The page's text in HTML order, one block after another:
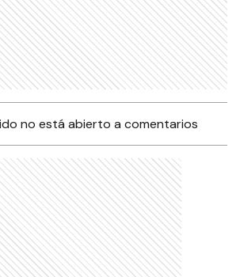
no está abierto a comentarios